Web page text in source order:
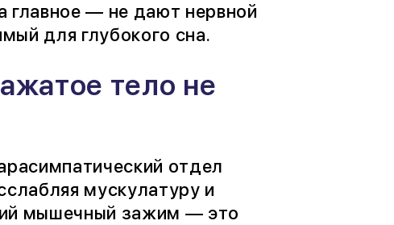
главное — не дают нервной
для глубокого сна.
тело не
отдел
мускулатуру и
мышечный зажим — это